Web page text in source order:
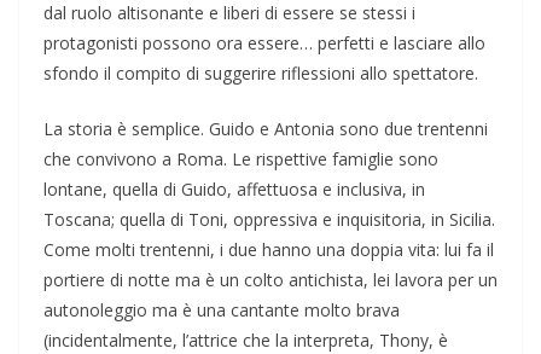
dal ruolo altisonante e liberi di essere se stessi i
protagonisti possono ora essere… perfetti e lasciare allo
sfondo il compito di suggerire riflessioni allo spettatore.
La storia è semplice. Guido e Antonia sono due trentenni
che convivono a Roma. Le rispettive famiglie sono
lontane, quella di Guido, affettuosa e inclusiva, in
Toscana; quella di Toni, oppressiva e inquisitoria, in Sicilia.
Come molti trentenni, i due hanno una doppia vita: lui fa il
portiere di notte ma è un colto antichista, lei lavora per un
autonoleggio ma è una cantante molto brava
(incidentalmente, l’attrice che la interpreta, Thony, è